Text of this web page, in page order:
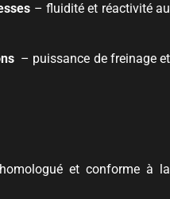
– fluidité et réactivité au
– puissance de freinage et
et conforme à la